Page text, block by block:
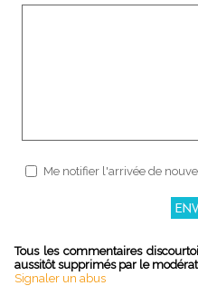
Me notifier l'arrivée de
Tous les commentaires
aussitôt supprimés par le
Signaler un abus